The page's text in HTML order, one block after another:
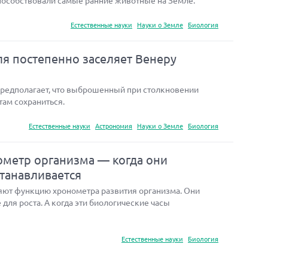
Естественные науки
Науки о Земле Биология
постепенно заселяет Венеру
что выброшенный при столкновении
сохраниться.
Естественные науки
Астрономия Науки о Земле Биология
организма — когда они
функцию хронометра развития организма. Они
роста. А когда эти биологические часы
Естественные науки
Биология